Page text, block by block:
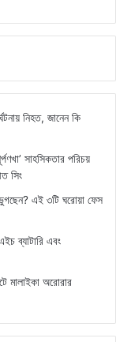
নিহত, জানেন কি
সাহসিকতার পরিচয়
সিং
এই ৩টি ঘরোয়া ফেস
ব্যাটারি এবং
অরোরার